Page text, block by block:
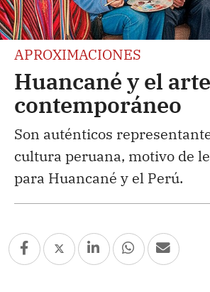
APROXIMACIONES
Huancané y el
contemporáneo
Son auténticos
cultura peruana, motivo de
para Huancané y el Perú.